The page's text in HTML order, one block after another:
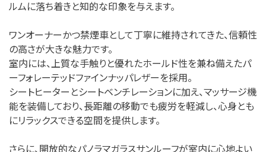
ルムに落ち着きと知的な印象を与えます。
ワンオーナーかつ禁煙車として丁寧に維持されてきた、信頼性
の高さが大きな魅力です。
室内には、上質な手触りと優れたホールド性を兼ね備えたパ
ーフォレーテッドファインナッパレザーを採用。
シートヒーターとシートベンチレーションに加え、マッサージ機
能を装備しており、長距離の移動でも疲労を軽減し、心身とも
にリラックスできる空間を提供します。
さらに、開放的なパノラマガラスサンルーフが室内に心地よい